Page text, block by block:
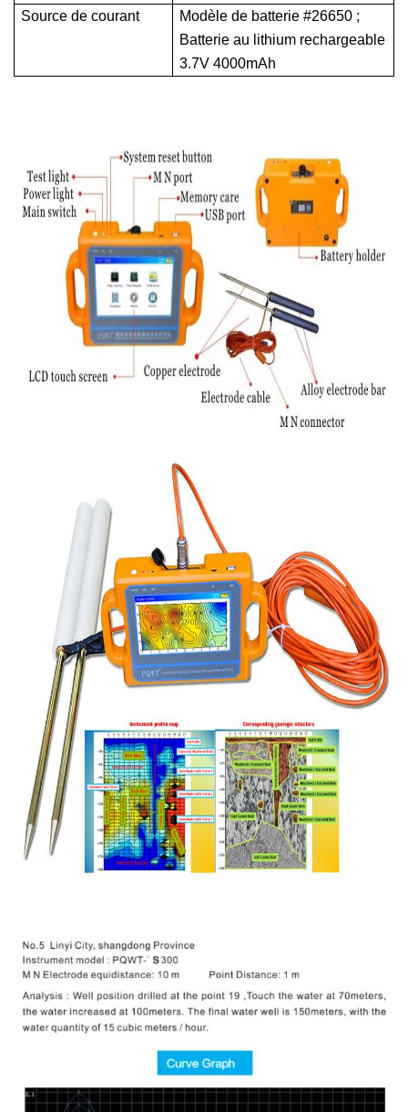
Source de courant
Modèle de batterie #26650 ;
Batterie au lithium rechargeable
3.7V 4000mAh